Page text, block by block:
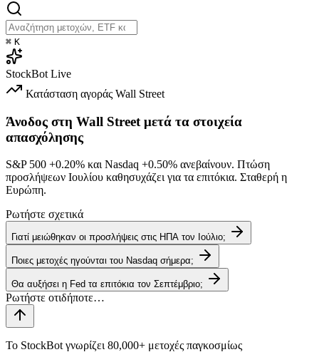
⌘ K
StockBot Live
Κατάσταση αγοράς Wall Street
Άνοδος στη Wall Street μετά τα στοιχεία
απασχόλησης
S&P 500 +0.20% και Nasdaq +0.50% ανεβαίνουν. Πτώση
προσλήψεων Ιουλίου καθησυχάζει για τα επιτόκια. Σταθερή η
Ευρώπη.
Ρωτήστε σχετικά
Γιατί μειώθηκαν οι προσλήψεις στις ΗΠΑ τον Ιούλιο;
Ποιες μετοχές ηγούνται του Nasdaq σήμερα;
Θα αυξήσει η Fed τα επιτόκια τον Σεπτέμβριο;
Το StockBot γνωρίζει 80,000+ μετοχές παγκοσμίως